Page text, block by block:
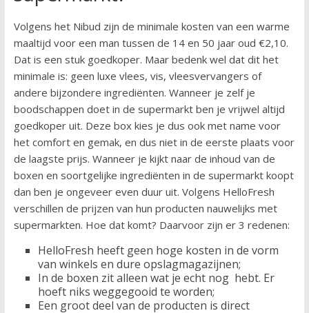
Volgens het Nibud zijn de minimale kosten van een warme
maaltijd voor een man tussen de 14 en 50 jaar oud €2,10.
Dat is een stuk goedkoper. Maar bedenk wel dat dit het
minimale is: geen luxe vlees, vis, vleesvervangers of
andere bijzondere ingrediënten. Wanneer je zelf je
boodschappen doet in de supermarkt ben je vrijwel altijd
goedkoper uit. Deze box kies je dus ook met name voor
het comfort en gemak, en dus niet in de eerste plaats voor
de laagste prijs. Wanneer je kijkt naar de inhoud van de
boxen en soortgelijke ingrediënten in de supermarkt koopt
dan ben je ongeveer even duur uit. Volgens HelloFresh
verschillen de prijzen van hun producten nauwelijks met
supermarkten. Hoe dat komt? Daarvoor zijn er 3 redenen:
HelloFresh heeft geen hoge kosten in de vorm
van winkels en dure opslagmagazijnen;
In de boxen zit alleen wat je echt nog hebt. Er
hoeft niks weggegooid te worden;
Een groot deel van de producten is direct